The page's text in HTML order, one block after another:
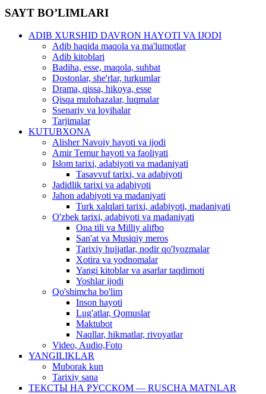
SAYT BO’LIMLARI
ADIB XURSHID DAVRON HAYOTI VA IJODI
Adib haqida maqola va ma'lumotlar
Adib kitoblari
Badiha, esse, maqola, suhbat
Dostonlar, she'rlar, turkumlar
Drama, qissa, hikoya, esse
Qisqa mulohazalar, luqmalar
Ssenariy va loyihalar
Tarjimalar
KUTUBXONA
Alisher Navoiy hayoti va ijodi
Amir Temur hayoti va faoliyati
Islom tarixi, adabiyoti va madaniyati
Tasavvuf tarixi, va adabiyoti
Jadidlik tarixi va adabiyoti
Jahon adabiyoti va madaniyati
Turk xalqlari tarixi, adabiyoti, madaniyati
O'zbek tarixi, adabiyoti va madaniyati
Ona tili va Milliy alifbo
San'at va Musiqiy meros
Tarixiy hujjatlar, nodir qo'lyozmalar
Xotira va yodnomalar
Yangi kitoblar va asarlar taqdimoti
Yoshlar ijodi
Qo'shimcha bo'lim
Inson hayoti
Lug'atlar, Qomuslar
Maktubot
Naqllar, hikmatlar, rivoyatlar
Video, Audio,Foto
YANGILIKLAR
Muborak kun
Tarixiy sana
ТЕКСТЫ НА РУССКОМ — RUSCHA MATNLAR